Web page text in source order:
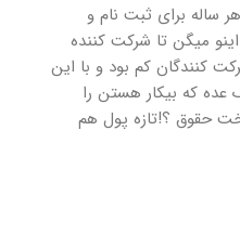
ساله برای ثبت نام و
میگن تا شرکت کننده
کنندگان کم بود و با این
که بیکار هستن را
حقوق ؟!تازه پول هم